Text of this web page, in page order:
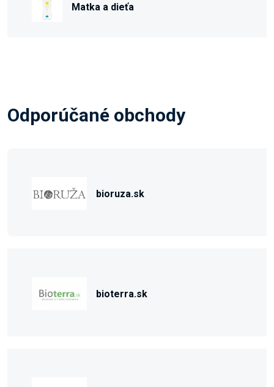
Matka a dieťa
Odporúčané obchody
bioruza.sk
bioterra.sk